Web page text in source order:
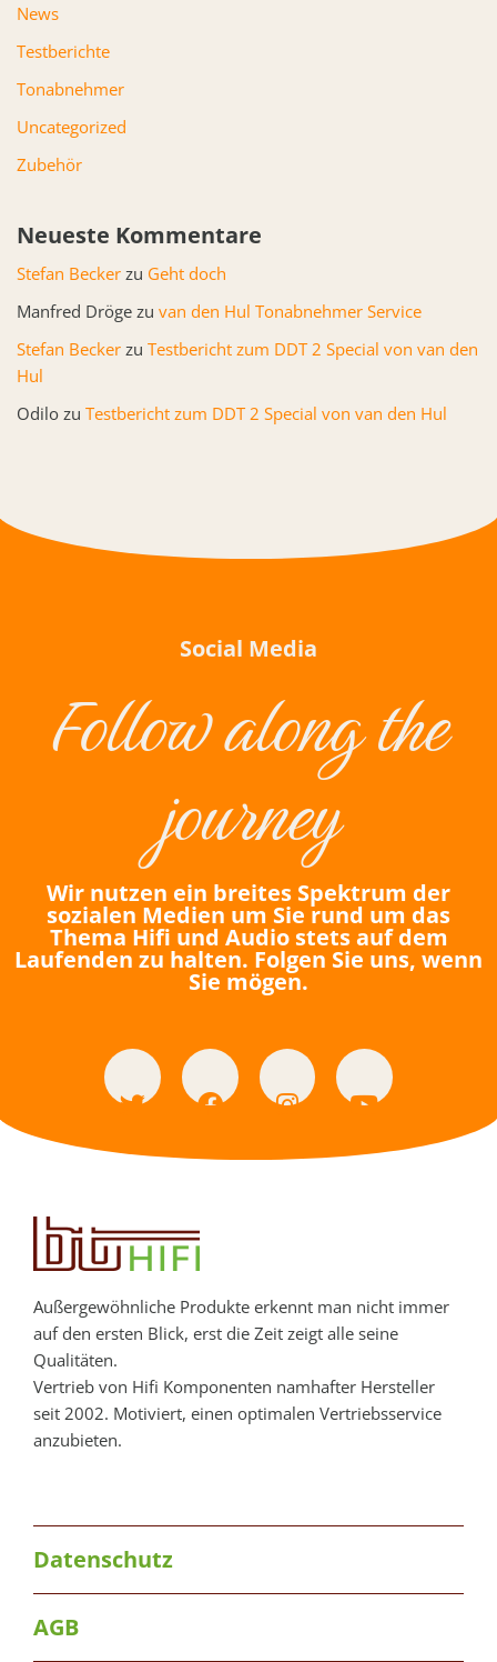
News
Testberichte
Tonabnehmer
Uncategorized
Zubehör
Neueste Kommentare
Stefan Becker zu Geht doch
Manfred Dröge zu van den Hul Tonabnehmer Service
Stefan Becker zu Testbericht zum DDT 2 Special von van den
Hul
Odilo zu Testbericht zum DDT 2 Special von van den Hul
Social Media
Follow along the
journey
Wir nutzen ein breites Spektrum der
sozialen Medien um Sie rund um das
Thema Hifi und Audio stets auf dem
Laufenden zu halten. Folgen Sie uns, wenn
Sie mögen.
Außergewöhnliche Produkte erkennt man nicht immer
auf den ersten Blick, erst die Zeit zeigt alle seine
Qualitäten.
Vertrieb von Hifi Komponenten namhafter Hersteller
seit 2002. Motiviert, einen optimalen Vertriebsservice
anzubieten.
Datenschutz
AGB